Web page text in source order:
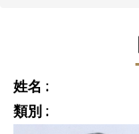
姓名 :
類別 :